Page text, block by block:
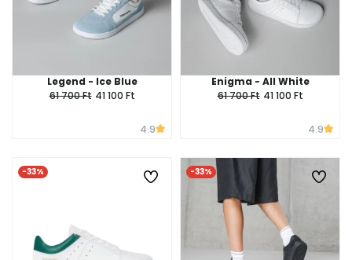
Legend - Ice Blue
61 700 Ft 41 100 Ft
4.9
Enigma - All White
61 700 Ft 41 100 Ft
4.9
-33% -33%